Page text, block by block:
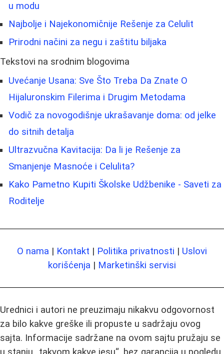
u modu
Najbolje i Najekonomičnije Rešenje za Celulit
Prirodni načini za negu i zaštitu biljaka
Tekstovi na srodnim blogovima
Uvećanje Usana: Sve Što Treba Da Znate O
Hijaluronskim Filerima i Drugim Metodama
Vodič za novogodišnje ukrašavanje doma: od jelke
do sitnih detalja
Ultrazvučna Kavitacija: Da li je Rešenje za
Smanjenje Masnoće i Celulita?
Kako Pametno Kupiti Školske Udžbenike - Saveti za
Roditelje
O nama | Kontakt | Politika privatnosti | Uslovi
korišćenja | Marketinški servisi
Urednici i autori ne preuzimaju nikakvu odgovornost
za bilo kakve greške ili propuste u sadržaju ovog
sajta. Informacije sadržane na ovom sajtu pružaju se